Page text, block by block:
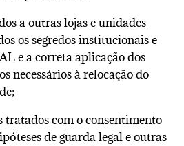
a outras lojas e unidades
os segredos institucionais e
e a correta aplicação dos
necessários à relocação do
tratados com o consentimento
de guarda legal e outras